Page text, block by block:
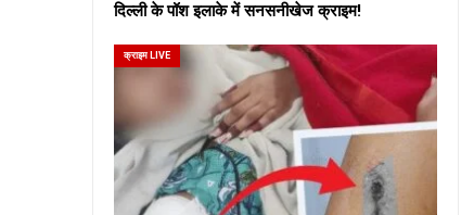
दिल्ली के पॉश इलाके में सनसनीखेज क्राइम!
क्राइम LIVE